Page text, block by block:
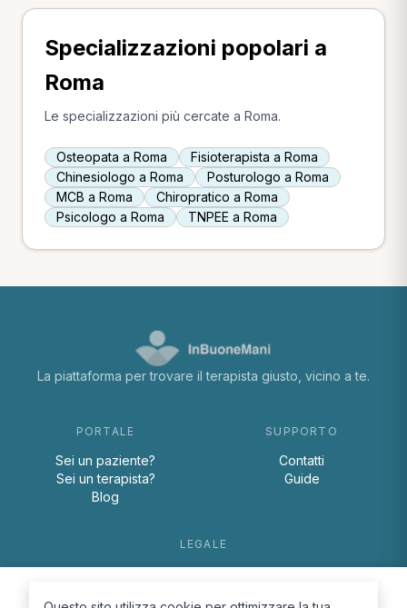
Specializzazioni popolari a
Roma
Le specializzazioni più cercate a Roma.
Osteopata a Roma
Fisioterapista a Roma
Chinesiologo a Roma
Posturologo a Roma
MCB a Roma
Chiropratico a Roma
Psicologo a Roma
TNPEE a Roma
La piattaforma per trovare il terapista giusto, vicino a te.
PORTALE
Sei un paziente?
Sei un terapista?
Blog
SUPPORTO
Contatti
Guide
LEGALE